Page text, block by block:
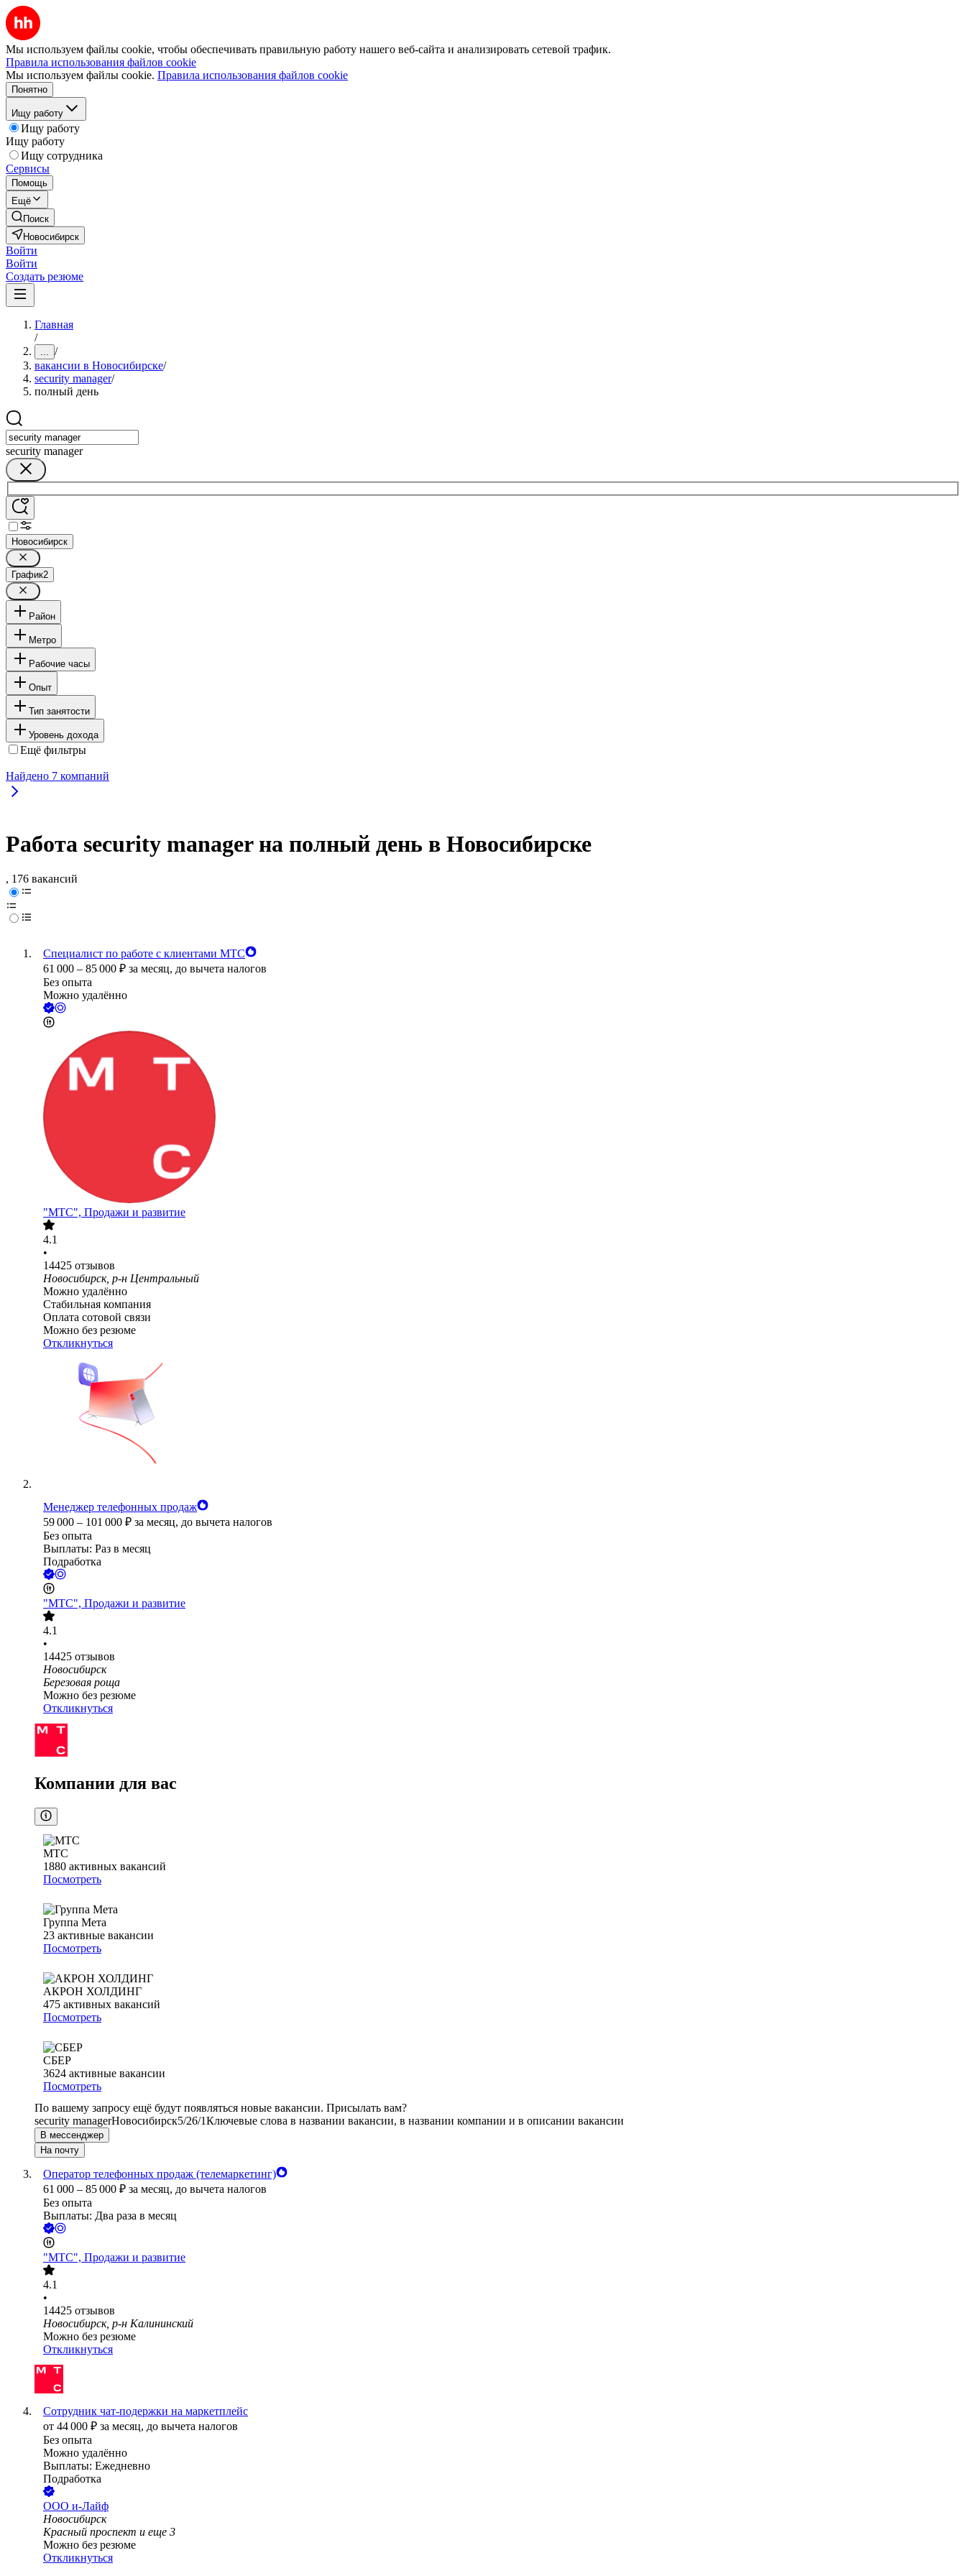
Мы используем файлы cookie, чтобы обеспечивать правильную работу нашего веб-сайта и анализировать сетевой трафик.
Правила использования файлов cookie
Мы используем файлы cookie. Правила использования файлов cookie
Понятно
Ищу работу
Ищу работу
Ищу работу
Ищу сотрудника
Сервисы
Помощь
Ещё
Поиск
Новосибирск
Войти
Войти
Создать резюме
Главная
/
... /
вакансии в Новосибирске/
security manager/
полный день
security manager
Новосибирск
График2
Район
Метро
Рабочие часы
Опыт
Тип занятости
Уровень дохода
Ещё фильтры
Найдено 7 компаний
Работа security manager на полный день в Новосибирске
, 176 вакансий
Специалист по работе с клиентами МТС
61 000 – 85 000 ₽ за месяц, до вычета налогов
Без опыта
Можно удалённо
"МТС", Продажи и развитие
4.1
•
14425 отзывов
Новосибирск, р-н Центральный
Можно удалённо
Стабильная компания
Оплата сотовой связи
Можно без резюме
Откликнуться
Менеджер телефонных продаж
59 000 – 101 000 ₽ за месяц, до вычета налогов
Без опыта
Выплаты: Раз в месяц
Подработка
"МТС", Продажи и развитие
4.1
•
14425 отзывов
Новосибирск
Березовая роща
Можно без резюме
Откликнуться
Компании для вас
МТС
1880 активных вакансий
Посмотреть
Группа Мета
23 активные вакансии
Посмотреть
АКРОН ХОЛДИНГ
475 активных вакансий
Посмотреть
СБЕР
3624 активные вакансии
Посмотреть
По вашему запросу ещё будут появляться новые вакансии. Присылать вам?
security managerНовосибирск5/26/1Ключевые слова в названии вакансии, в названии компании и в описании вакансии
В мессенджер
На почту
Оператор телефонных продаж (телемаркетинг)
61 000 – 85 000 ₽ за месяц, до вычета налогов
Без опыта
Выплаты: Два раза в месяц
"МТС", Продажи и развитие
4.1
•
14425 отзывов
Новосибирск, р-н Калининский
Можно без резюме
Откликнуться
Сотрудник чат-подержки на маркетплейс
от 44 000 ₽ за месяц, до вычета налогов
Без опыта
Можно удалённо
Выплаты: Ежедневно
Подработка
ООО и-Лайф
Новосибирск
Красный проспект и еще 3
Можно без резюме
Откликнуться